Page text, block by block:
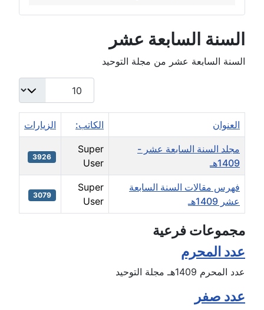
السنة السابعة عشر
السنة السابعة عشر من مجلة التوحيد
عدد الإظهارات:
العنوان الكاتب: الزيارات
مجلد السنة السابعة عشر -
1409هـ
Super
User
3926
فهرس مقالات السنة السابعة
عشر 1409هـ
Super
User
3079
مجموعات فرعية
عدد المحرم
عدد المحرم 1409هـ مجلة التوحيد
عدد صفر